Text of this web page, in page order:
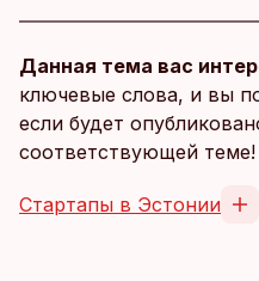
Данная тема вас
ключевые слова, и вы
если будет
соответствующей теме!
Стартапы в Эстонии